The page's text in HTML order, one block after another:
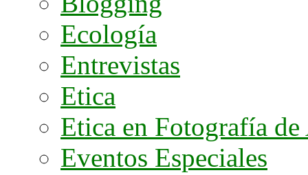
Ecología
Entrevistas
Etica
Etica en Fotografía de
Eventos Especiales